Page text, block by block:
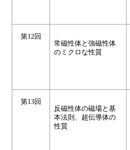
第12回
常磁性体と強磁性体
のミクロな性質
第13回
反磁性体の磁場と基
本法則、超伝導体の
性質